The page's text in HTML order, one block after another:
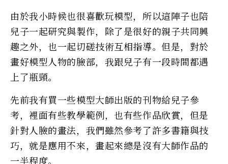
由於我小時候也很喜歡玩模型，所以這陣子也陪
兒子一起研究與製作，除了是很好的親子共同興
趣之外，也一起切磋技術互相指導。但是，對於
畫好模型人物的臉部，我跟兒子有一段時間都遇
上了瓶頸。
先前我有買一些模型大師出版的刊物給兒子參
考，裡面有些教學範例，也有些作品欣賞，但是
針對人臉的畫法，我們雖然參考了許多書籍與技
巧，就是應用不來，畫起來總是沒有大師作品的
一半程度。